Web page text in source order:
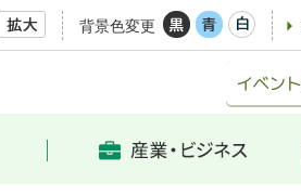
背景色変更